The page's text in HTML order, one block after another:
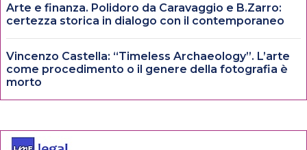
Arte e finanza. Polidoro da Caravaggio e B.Zarro:
certezza storica in dialogo con il contemporaneo
Vincenzo Castella: “Timeless Archaeology”. L’arte
come procedimento o il genere della fotografia è
morto